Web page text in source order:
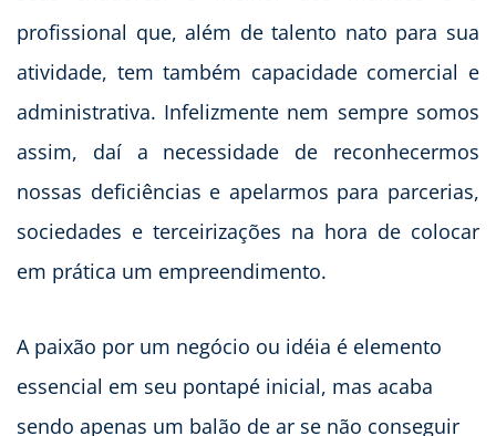
profissional que, além de talento nato para sua
atividade, tem também capacidade comercial e
administrativa. Infelizmente nem sempre somos
assim, daí a necessidade de reconhecermos
nossas deficiências e apelarmos para parcerias,
sociedades e terceirizações na hora de colocar
em prática um empreendimento.
A paixão por um negócio ou idéia é elemento
essencial em seu pontapé inicial, mas acaba
sendo apenas um balão de ar se não conseguir